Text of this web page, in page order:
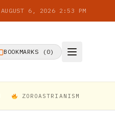
AUGUST 6, 2026 2:53 PM
BOOKMARKS ( 0)
ZOROASTRIANISM